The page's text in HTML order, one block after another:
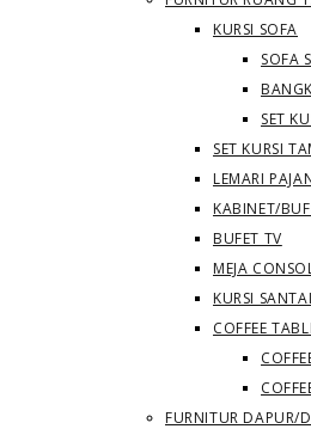
KURSI SOFA
SOFA
SET
SET KURSI
LEMARI
KABINET/
BUFET TV
MEJA
KURSI SANTAI
COFFEE
FURNITUR DAPUR/